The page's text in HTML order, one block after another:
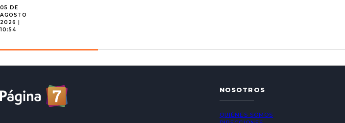
05 DE
AGOSTO
2026 |
10:54
NOSOTROS
QUIÉNES SOMOS